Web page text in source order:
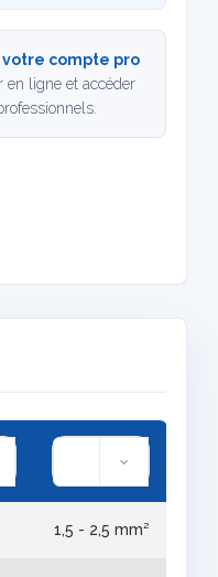
compte pro
en ligne et accéder
1,5 - 2,5 mm²